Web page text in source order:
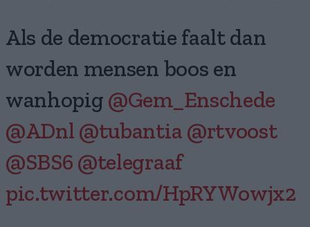
Als de democratie faalt dan
worden mensen boos en
wanhopig @Gem_Enschede
@ADnl @tubantia @rtvoost
@SBS6 @telegraaf
pic.twitter.com/HpRYWowjx2